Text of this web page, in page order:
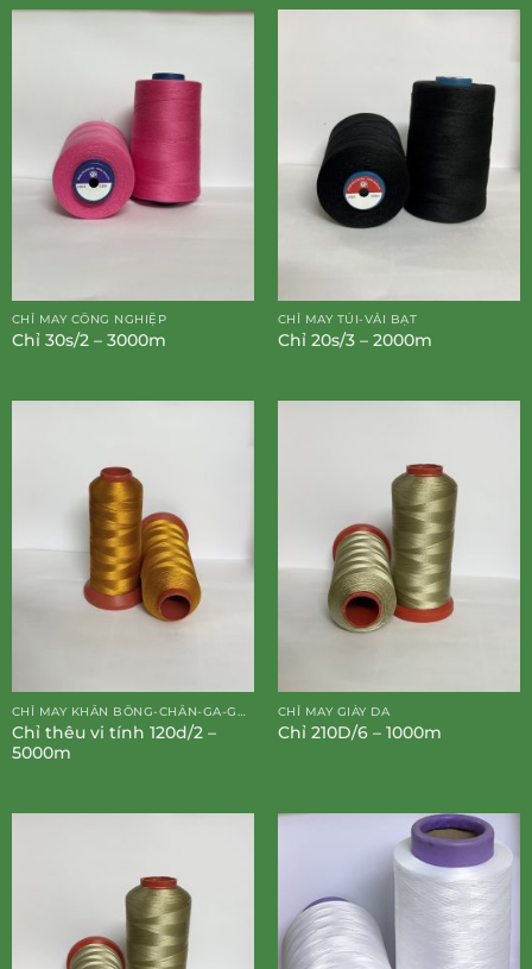
CHỈ MAY CÔNG NGHIỆP
Chỉ 30s/2 – 3000m
CHỈ MAY TÚI-VẢI BẠT
Chỉ 20s/3 – 2000m
CHỈ MAY KHĂN BÔNG-CHĂN-GA-GỐI-ĐỆM
Chỉ thêu vi tính 120d/2 –
5000m
CHỈ MAY GIÀY DA
Chỉ 210D/6 – 1000m